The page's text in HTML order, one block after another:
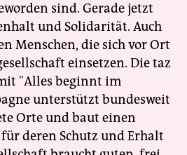
sind. Gerade jetzt
und Solidarität. Auch
Menschen, die sich vor Ort
einsetzen. Die taz
"Alles beginnt im
unterstützt bundesweit
Orte und baut einen
deren Schutz und Erhalt